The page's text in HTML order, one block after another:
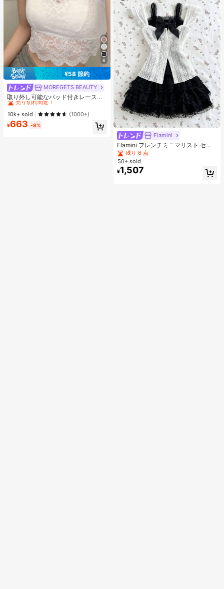
6
¥58 節約
MOREGETS BEAUTY
取り外し可能なパッド付きレースキ
ャミソール、多用途ノースリーブア
ンダーシャツ、女性向け、新学期、
クリスマス、春節、カジュアルホワ
イトサマー、シック&エレガント
#1 ベストセラー
に エレガント ノースリーブキャミソール
売り切れ間近！
#1 ベストセラー
売り切れ間近！
#1 ベストセラー
売り切れ間近！
#1 ベストセラー
に エレガント ノースリーブキャミソール
10k+ sold (1000+)
¥663 -8%
Elamini
Elamini フレンチミニマリスト セク
シースタイル レース生地 ファッショ
ン フリル袖デザイン スリムウエスト
ボタンアップ レイヤリング 上品 ガ
ーリー スウィート 遊び心 春夏新作
残り 6 点
50+ sold
¥1,507